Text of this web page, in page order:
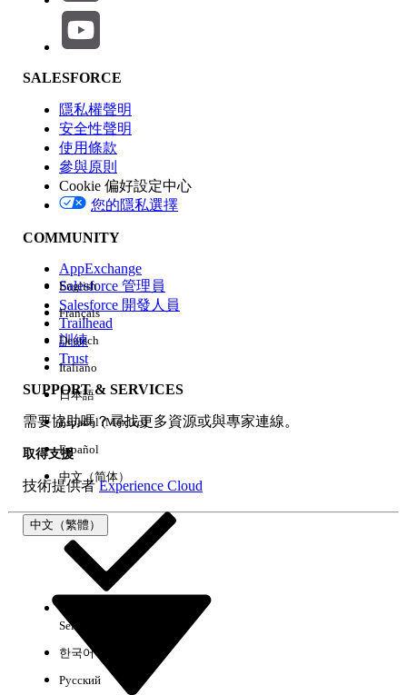
功能影響
版本
經驗
SALESFORCE
隱私權聲明
安全性聲明
使用條款
參與原則
Cookie 偏好設定中心
您的隱私選擇
COMMUNITY
AppExchange
Salesforce 管理員
Salesforce 開發人員
Trailhead
訓練
Trust
SUPPORT & SERVICES
需要協助嗎？尋找更多資源或與專家連線。
取得支援
技術提供者Experience Cloud
中文（繁體）
English
Français
Deutsch
Italiano
日本語
Español (México)
Español
中文（简体）
Select Org
한국어
Русский